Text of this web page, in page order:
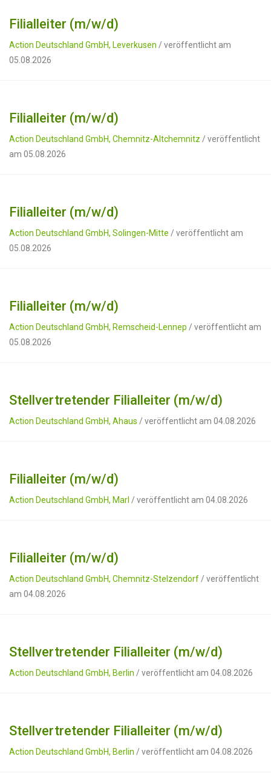
Filialleiter (m/w/d)
Action Deutschland GmbH, Leverkusen / veröffentlicht am
05.08.2026
Filialleiter (m/w/d)
Action Deutschland GmbH, Chemnitz-Altchemnitz / veröffentlicht
am 05.08.2026
Filialleiter (m/w/d)
Action Deutschland GmbH, Solingen-Mitte / veröffentlicht am
05.08.2026
Filialleiter (m/w/d)
Action Deutschland GmbH, Remscheid-Lennep / veröffentlicht am
05.08.2026
Stellvertretender Filialleiter (m/w/d)
Action Deutschland GmbH, Ahaus / veröffentlicht am 04.08.2026
Filialleiter (m/w/d)
Action Deutschland GmbH, Marl / veröffentlicht am 04.08.2026
Filialleiter (m/w/d)
Action Deutschland GmbH, Chemnitz-Stelzendorf / veröffentlicht
am 04.08.2026
Stellvertretender Filialleiter (m/w/d)
Action Deutschland GmbH, Berlin / veröffentlicht am 04.08.2026
Stellvertretender Filialleiter (m/w/d)
Action Deutschland GmbH, Berlin / veröffentlicht am 04.08.2026